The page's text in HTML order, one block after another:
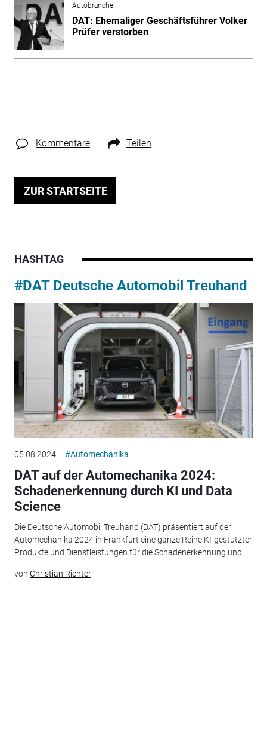
Autobranche
DAT: Ehemaliger Geschäftsführer Volker
Prüfer verstorben
Kommentare Teilen
ZUR STARTSEITE
HASHTAG
#DAT Deutsche Automobil Treuhand
05.08.2024 #Automechanika
DAT auf der Automechanika 2024:
Schadenerkennung durch KI und Data
Science
Die Deutsche Automobil Treuhand (DAT) präsentiert auf der
Automechanika 2024 in Frankfurt eine ganze Reihe KI-gestützter
Produkte und Dienstleistungen für die Schadenerkennung und...
von Christian Richter